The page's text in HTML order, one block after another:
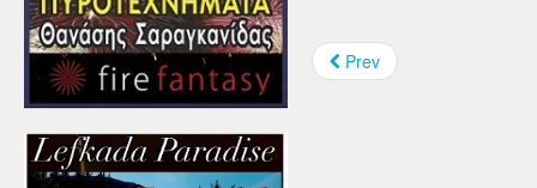
Prev